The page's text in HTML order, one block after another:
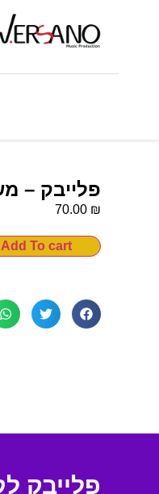
פלייבק –
70.00 ₪
Add To cart
פלייבק